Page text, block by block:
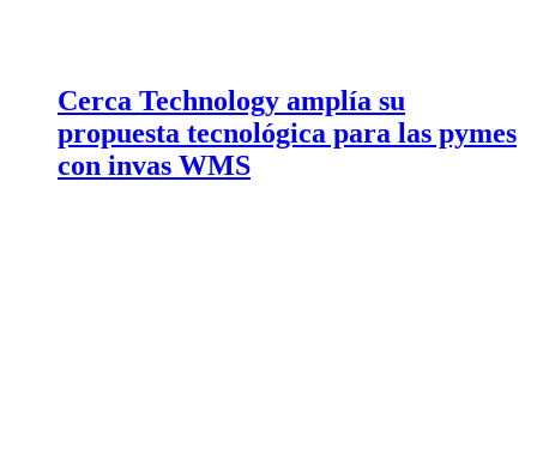
Cerca Technology amplía su
propuesta tecnológica para las pymes
con invas WMS